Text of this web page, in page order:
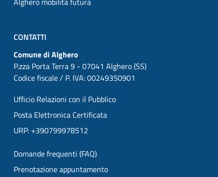
CONTATTI
Comune di Alghero
P.zza Porta Terra 9 - 07041 Alghero (SS)
Codice fiscale / P. IVA: 00249350901
Ufficio Relazioni con il Pubblico
Posta Elettronica Certificata
URP: +390799978512
Domande frequenti (FAQ)
Prenotazione appuntamento